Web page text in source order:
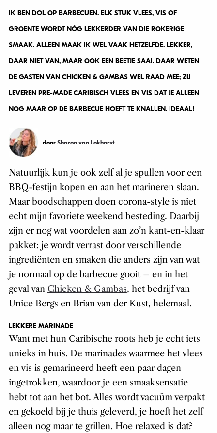
IK BEN DOL OP BARBECUEN. ELK STUK VLEES, VIS OF
GROENTE WORDT NÓG LEKKERDER VAN DIE ROKERIGE
SMAAK. ALLEEN MAAK IK WEL VAAK HETZELFDE. LEKKER,
DAAR NIET VAN, MAAR OOK EEN BEETJE SAAI. DAAR WETEN
DE GASTEN VAN CHICKEN & GAMBAS WEL RAAD MEE; ZIJ
LEVEREN PRE-MADE CARIBISCH VLEES EN VIS DAT JE ALLEEN
NOG MAAR OP DE BARBECUE HOEFT TE KNALLEN. IDEAAL!
door Sharon van Lokhorst
Natuurlijk kun je ook zelf al je spullen voor een
BBQ-festijn kopen en aan het marineren slaan.
Maar boodschappen doen corona-style is niet
echt mijn favoriete weekend besteding. Daarbij
zijn er nog wat voordelen aan zo’n kant-en-klaar
pakket: je wordt verrast door verschillende
ingrediënten en smaken die anders zijn van wat
je normaal op de barbecue gooit – en in het
geval van Chicken & Gambas, het bedrijf van
Unice Bergs en Brian van der Kust, helemaal.
LEKKERE MARINADE
Want met hun Caribische roots heb je echt iets
unieks in huis. De marinades waarmee het vlees
en vis is gemarineerd heeft een paar dagen
ingetrokken, waardoor je een smaaksensatie
hebt tot aan het bot. Alles wordt vacuüm verpakt
en gekoeld bij je thuis geleverd, je hoeft het zelf
alleen nog maar te grillen. Hoe relaxed is dat?